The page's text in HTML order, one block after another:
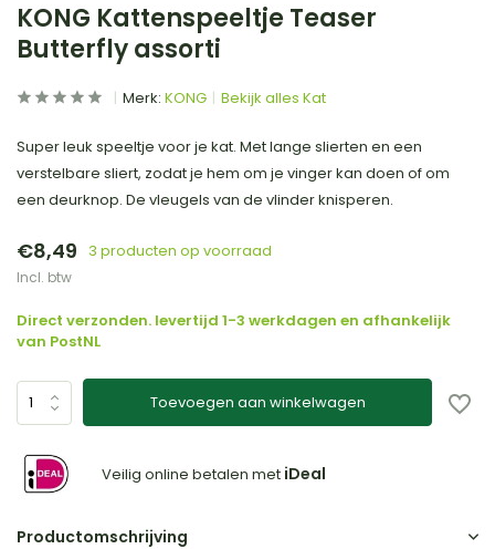
KONG Kattenspeeltje Teaser
Butterfly assorti
Merk: KONG Bekijk alles Kat
Super leuk speeltje voor je kat. Met lange slierten en een
verstelbare sliert, zodat je hem om je vinger kan doen of om
een deurknop. De vleugels van de vlinder knisperen.
€8,49 3 producten op voorraad
Incl. btw
Direct verzonden. levertijd 1-3 werkdagen en afhankelijk
van PostNL
Toevoegen aan winkelwagen
Veilig online betalen met iDeal
Productomschrijving